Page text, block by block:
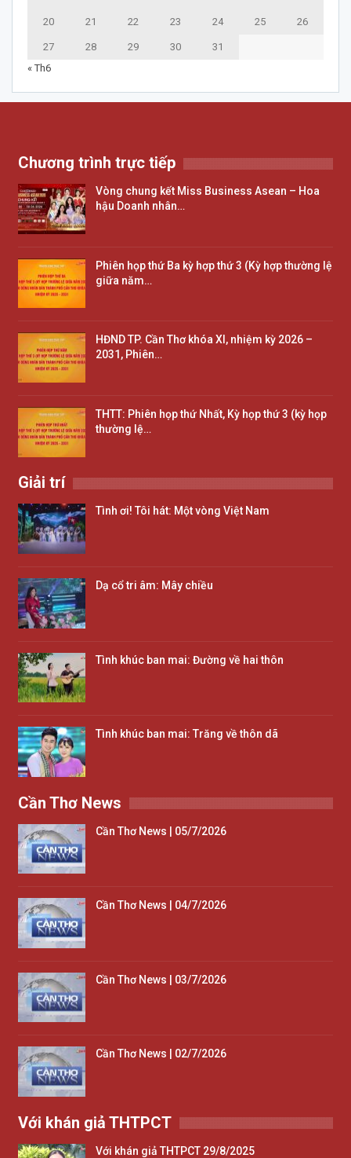
20 21 22 23 24 25 26
27 28 29 30
31
« Th6
Chương trình trực tiếp
Vòng chung kết Miss Business Asean – Hoa
hậu Doanh nhân…
Phiên họp thứ Ba kỳ hợp thứ 3 (Kỳ hợp thường lệ
giữa năm…
HĐND TP. Cần Thơ khóa XI, nhiệm kỳ 2026 –
2031, Phiên…
THTT: Phiên họp thứ Nhất, Kỳ họp thứ 3 (kỳ họp
thường lệ…
Giải trí
Tình ơi! Tôi hát: Một vòng Việt Nam
Dạ cổ tri âm: Mây chiều
Tình khúc ban mai: Đường về hai thôn
Tình khúc ban mai: Trăng về thôn dã
Cần Thơ News
Cần Thơ News | 05/7/2026
Cần Thơ News | 04/7/2026
Cần Thơ News | 03/7/2026
Cần Thơ News | 02/7/2026
Với khán giả THTPCT
Với khán giả THTPCT 29/8/2025